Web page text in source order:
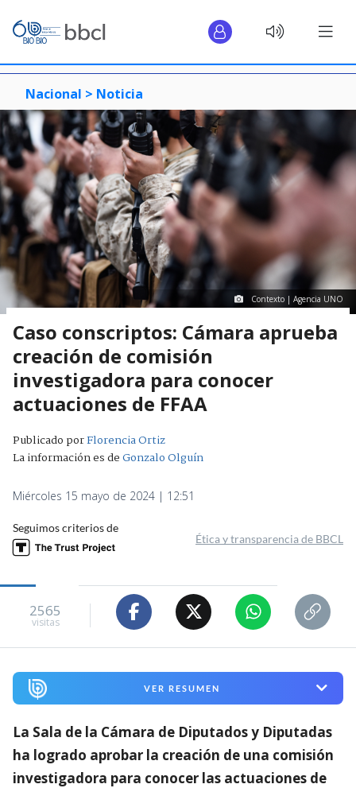
Nacional > Noticia
Contexto | Agencia UNO
Caso conscriptos: Cámara aprueba
creación de comisión
investigadora para conocer
actuaciones de FFAA
Publicado porFlorencia Ortiz
La información es deGonzalo Olguín
Miércoles 15 mayo de 2024 | 12:51
Seguimos criterios de
Ética y transparencia de BBCL
2565
visitas
VER RESUMEN
La Sala de la Cámara de Diputados y Diputadas
ha logrado aprobar la creación de una comisión
investigadora para conocer las actuaciones de